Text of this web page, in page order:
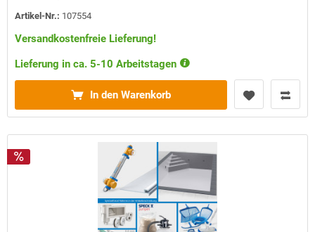
Artikel-Nr.: 107554
Versandkostenfreie Lieferung!
Lieferung in ca. 5-10 Arbeitstagen
In den Warenkorb